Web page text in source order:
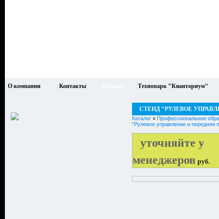
О компании Контакты Технопарк "Кванториум"
СТЕНД "РУЛЕВОЕ
Каталог » Профессиональное
"Рулевое управление и передняя
уточняйте у
менеджеров руб.